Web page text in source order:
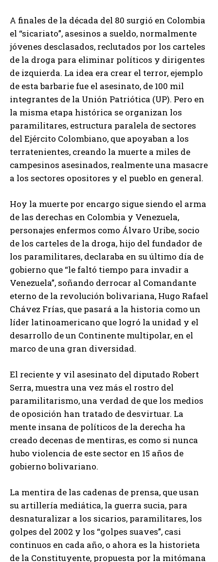
A finales de la década del 80 surgió en Colombia
el “sicariato”, asesinos a sueldo, normalmente
jóvenes desclasados, reclutados por los carteles
de la droga para eliminar políticos y dirigentes
de izquierda. La idea era crear el terror, ejemplo
de esta barbarie fue el asesinato, de 100 mil
integrantes de la Unión Patriótica (UP). Pero en
la misma etapa histórica se organizan los
paramilitares, estructura paralela de sectores
del Ejército Colombiano, que apoyaban a los
terratenientes, creando la muerte a miles de
campesinos asesinados, realmente una masacre
a los sectores opositores y el pueblo en general.
Hoy la muerte por encargo sigue siendo el arma
de las derechas en Colombia y Venezuela,
personajes enfermos como Álvaro Uribe, socio
de los carteles de la droga, hijo del fundador de
los paramilitares, declaraba en su último día de
gobierno que “le faltó tiempo para invadir a
Venezuela”, soñando derrocar al Comandante
eterno de la revolución bolivariana, Hugo Rafael
Chávez Frías, que pasará a la historia como un
líder latinoamericano que logró la unidad y el
desarrollo de un Continente multipolar, en el
marco de una gran diversidad.
El reciente y vil asesinato del diputado Robert
Serra, muestra una vez más el rostro del
paramilitarismo, una verdad de que los medios
de oposición han tratado de desvirtuar. La
mente insana de políticos de la derecha ha
creado decenas de mentiras, es como si nunca
hubo violencia de este sector en 15 años de
gobierno bolivariano.
La mentira de las cadenas de prensa, que usan
su artillería mediática, la guerra sucia, para
desnaturalizar a los sicarios, paramilitares, los
golpes del 2002 y los “golpes suaves”, casi
continuos en cada año, o ahora es la historieta
de la Constituyente, propuesta por la mitómana